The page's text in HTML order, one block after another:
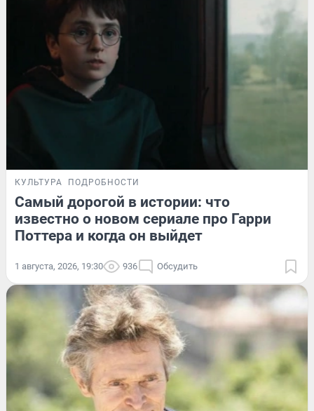
КУЛЬТУРА ПОДРОБНОСТИ
Самый дорогой в истории: что
известно о новом сериале про Гарри
Поттера и когда он выйдет
1 августа, 2026, 19:30 936 Обсудить